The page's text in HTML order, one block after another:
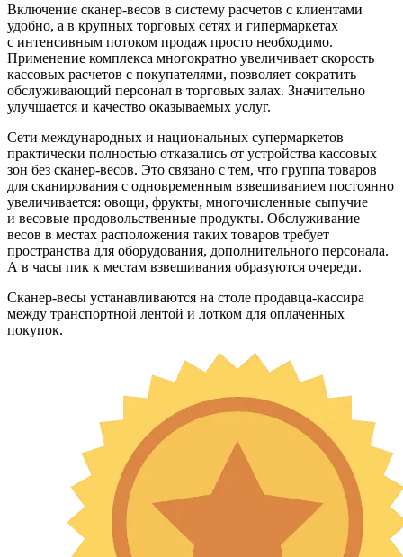
Включение сканер-весов в систему расчетов с клиентами
удобно, а в крупных торговых сетях и гипермаркетах
с интенсивным потоком продаж просто необходимо.
Применение комплекса многократно увеличивает скорость
кассовых расчетов с покупателями, позволяет сократить
обслуживающий персонал в торговых залах. Значительно
улучшается и качество оказываемых услуг.
Сети международных и национальных супермаркетов
практически полностью отказались от устройства кассовых
зон без сканер-весов. Это связано с тем, что группа товаров
для сканирования с одновременным взвешиванием постоянно
увеличивается: овощи, фрукты, многочисленные сыпучие
и весовые продовольственные продукты. Обслуживание
весов в местах расположения таких товаров требует
пространства для оборудования, дополнительного персонала.
А в часы пик к местам взвешивания образуются очереди.
Сканер-весы устанавливаются на столе продавца-кассира
между транспортной лентой и лотком для оплаченных
покупок.